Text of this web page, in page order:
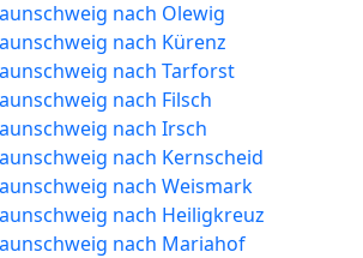
nach Olewig
nach Kürenz
nach Tarforst
nach Filsch
nach Irsch
nach Kernscheid
nach Weismark
nach Heiligkreuz
nach Mariahof